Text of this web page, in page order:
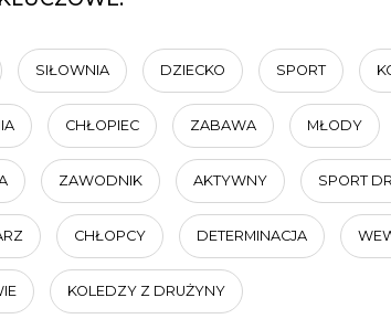
SIŁOWNIA DZIECKO SPORT
CHŁOPIEC ZABAWA MŁODY
ZAWODNIK AKTYWNY SPORT
CHŁOPCY DETERMINACJA
KOLEDZY Z DRUŻYNY